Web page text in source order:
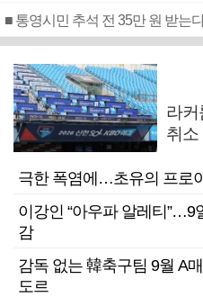
■ 통영시민 추석 전 35만 원 받는
라
취소
극한 폭염에…초유의 프로
이강인 “아우파 알레티”…9
감
감독 없는 韓축구팀 9월 A
도르